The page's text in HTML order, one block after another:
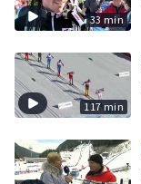
33 min
117 min